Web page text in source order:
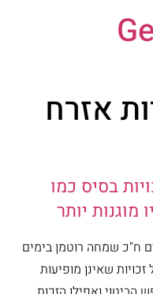
אזרח
בסיס כמו
מוגנות יותר
ח"כ שמחה רוטמן בימים
שאינן מופיעות